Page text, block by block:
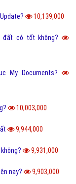
10,139,000
đất có tốt không?
My Documents?
10,003,000
9,944,000
9,931,000
nay? 9,903,000